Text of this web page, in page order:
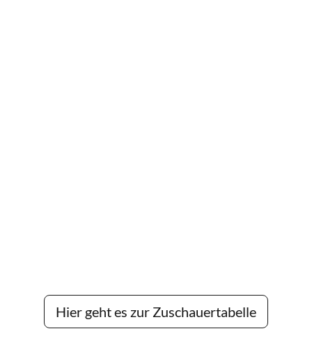
Hier geht es zur Zuschauertabelle